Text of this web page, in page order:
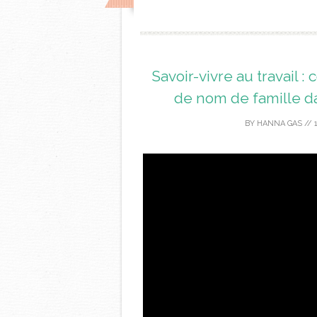
Savoir-vivre au travail
de nom de famille
BY HANNA GAS//